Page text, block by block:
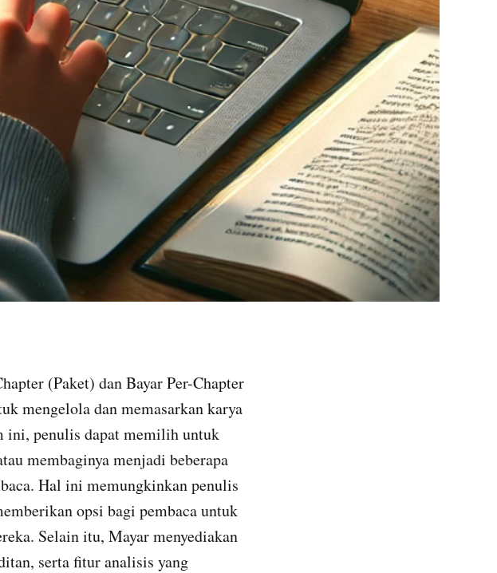
(Paket) dan Bayar Per-Chapter
mengelola dan memasarkan karya
ini, penulis dapat memilih untuk
membaginya menjadi beberapa
Hal ini memungkinkan penulis
opsi bagi pembaca untuk
Selain itu, Mayar menyediakan
serta fitur analisis yang